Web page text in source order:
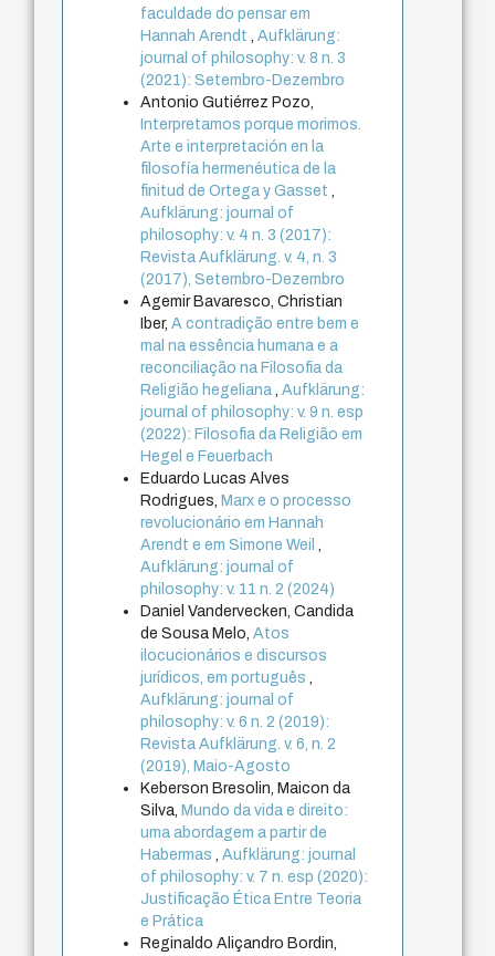
faculdade do pensar em
Hannah Arendt,Aufklärung:
journal of philosophy: v. 8 n. 3
(2021): Setembro-Dezembro
Antonio Gutiérrez Pozo,
Interpretamos porque morimos.
Arte e interpretación en la
filosofía hermenéutica de la
finitud de Ortega y Gasset,
Aufklärung: journal of
philosophy: v. 4 n. 3 (2017):
Revista Aufklärung. v. 4, n. 3
(2017), Setembro-Dezembro
Agemir Bavaresco, Christian
Iber,A contradição entre bem e
mal na essência humana e a
reconciliação na Filosofia da
Religião hegeliana,Aufklärung:
journal of philosophy: v. 9 n. esp
(2022): Filosofia da Religião em
Hegel e Feuerbach
Eduardo Lucas Alves
Rodrigues, Marx e o processo
revolucionário em Hannah
Arendt e em Simone Weil,
Aufklärung: journal of
philosophy: v. 11 n. 2 (2024)
Daniel Vandervecken, Candida
de Sousa Melo,Atos
ilocucionários e discursos
jurídicos, em português,
Aufklärung: journal of
philosophy: v. 6 n. 2 (2019):
Revista Aufklärung. v. 6, n. 2
(2019), Maio-Agosto
Keberson Bresolin, Maicon da
Silva, Mundo da vida e direito:
uma abordagem a partir de
Habermas,Aufklärung: journal
of philosophy: v. 7 n. esp (2020):
Justificação Ética Entre Teoria
e Prática
Reginaldo Aliçandro Bordin,